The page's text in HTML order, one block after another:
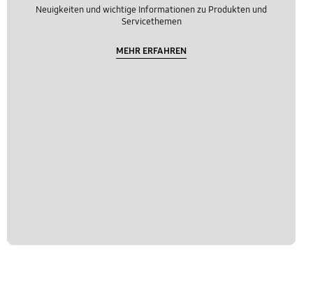
Neuigkeiten und wichtige Informationen zu Produkten und
Servicethemen
MEHR ERFAHREN